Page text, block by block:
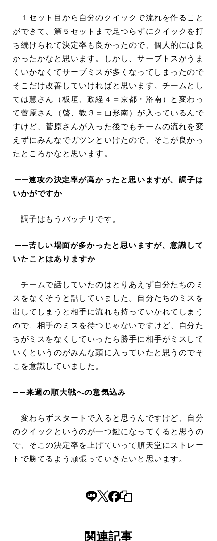
１セット目から自分のクイックで流れを作ること
ができて、第５セットまで足つらずにクイックを打
ち続けられて決定率も良かったので、個人的には良
かったかなと思います。しかし、サーブトスがうま
くいかなくてサーブミスが多くなってしまったので
そこだけ改善していければと思います。チームとし
ては慧さん（板垣、政経４＝京都・洛南）と変わっ
て菅原さん（啓、教３＝山形南）が入っているんで
すけど、菅原さんが入った後でもチームの流れを変
えずにみんなでガツンといけたので、そこが良かっ
たところかなと思います。
――速攻の決定率が高かったと思いますが、調子は
いかがですか
調子はもうバッチリです。
――苦しい場面が多かったと思いますが、意識して
いたことはありますか
チームで話していたのはとりあえず自分たちのミ
スをなくそうと話していました。自分たちのミスを
出してしまうと相手に流れも持っていかれてしまう
ので、相手のミスを待つじゃないですけど、自分た
ちがミスをなくしていったら勝手に相手がミスして
いくというのがみんな頭に入っていたと思うのでそ
こを意識していました。
――来週の順大戦への意気込み
変わらずスタートで入ると思うんですけど、自分
のクイックというのが一つ鍵になってくると思うの
で、そこの決定率を上げていって順天堂にストレー
トで勝てるよう頑張っていきたいと思います。
関連記事